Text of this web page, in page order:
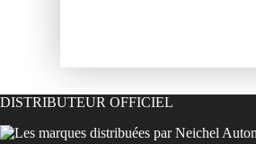
DISTRIBUTEUR OFFICIEL